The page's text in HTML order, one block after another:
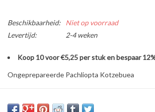
Beschikbaarheid:
Niet op voorraad
Levertijd:
2-4 weken
Koop 10 voor €5,25 per stuk en bespaar
Ongeprepareerde Pachliopta Kotzebuea
Geslacht: Man